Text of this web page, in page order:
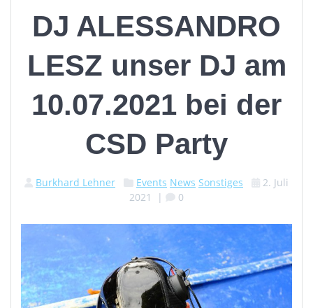
DJ ALESSANDRO
LESZ unser DJ am
10.07.2021 bei der
CSD Party
Burkhard Lehner Events News Sonstiges
2. Juli
2021
| 0